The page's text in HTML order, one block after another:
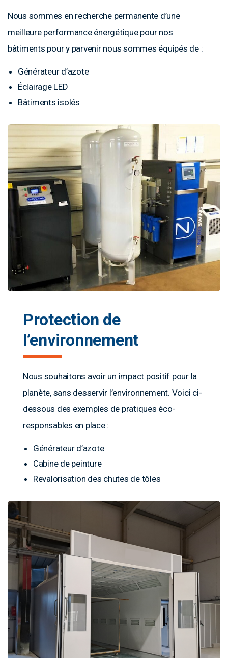
Nous sommes en recherche permanente d’une
meilleure performance énergétique pour nos
bâtiments pour y parvenir nous sommes équipés de :
Générateur d’azote
Éclairage LED
Bâtiments isolés
Protection de
l’environnement
Nous souhaitons avoir un impact positif pour la
planète, sans desservir l’environnement. Voici ci-
dessous des exemples de pratiques éco-
responsables en place :
Générateur d’azote
Cabine de peinture
Revalorisation des chutes de tôles